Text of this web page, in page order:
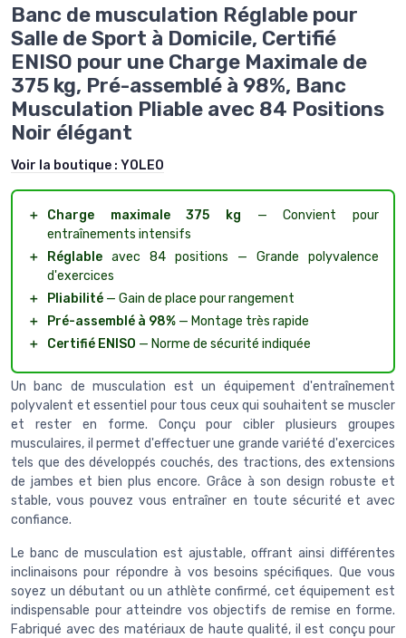
Banc de musculation Réglable pour
Salle de Sport à Domicile, Certifié
ENISO pour une Charge Maximale de
375 kg, Pré-assemblé à 98%, Banc
Musculation Pliable avec 84 Positions
Noir élégant
Voir la boutique : YOLEO
＋ Charge maximale 375 kg — Convient pour
entraînements intensifs
＋
Réglable avec 84 positions — Grande polyvalence
d'exercices
＋
Pliabilité — Gain de place pour rangement
＋
Pré-assemblé à 98% — Montage très rapide
＋
Certifié ENISO — Norme de sécurité indiquée
Un banc de musculation est un équipement d'entraînement
polyvalent et essentiel pour tous ceux qui souhaitent se muscler
et rester en forme. Conçu pour cibler plusieurs groupes
musculaires, il permet d'effectuer une grande variété d'exercices
tels que des développés couchés, des tractions, des extensions
de jambes et bien plus encore. Grâce à son design robuste et
stable, vous pouvez vous entraîner en toute sécurité et avec
confiance.
Le banc de musculation est ajustable, offrant ainsi différentes
inclinaisons pour répondre à vos besoins spécifiques. Que vous
soyez un débutant ou un athlète confirmé, cet équipement est
indispensable pour atteindre vos objectifs de remise en forme.
Fabriqué avec des matériaux de haute qualité, il est conçu pour